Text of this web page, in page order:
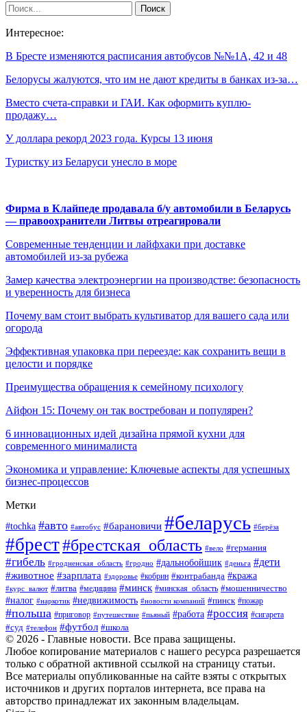
Интересное:
В Бресте изменяются расписания автобусов №№1А, 42 и 48
Белорусы жалуются, что им не дают кредиты в банках из-за…
Вместо счета-справки и ГАИ. Как оформить куплю-
продажу…
У доллара рекорд 2023 года. Курсы 13 июня
Туристку из Беларуси унесло в море
Фирма в Клайпеде продавала б/у автомобили в Беларусь
— правоохранители Литвы отреагировали
Современные тенденции и лайфхаки при доставке
автомобилей из-за рубежа
Замер качества электроэнергии на производстве: безопасность
и уверенность для бизнеса
Почему вам стоит выбрать культиватор для вашего сада или
огорода
Эффективная упаковка при переезде: как сохранить вещи в
целости и порядке
Преимущества обращения к семейному психологу
Айфон 15: Почему он так востребован и популярен?
6 инновационных идей дизайна прямой кухни для
современного минималиста
Экономика и управление: Ключевые аспекты для успешных
бизнес-процессов
Метки
#tochka #авто #автобус #барановичи #беларусь #берёза
#брест#брестская_область #вело #германия
#гибель #гродненская_область #гродно #дальнобойщик #деньга #дети
#животное #зарплата #здоровье #кобрин #контрабанда #кража
#курс_валют #литва #медицина #минск #минская_область #мошенничество
#налог #наркотик #недвижимость #новости компаний #пинск #пожар
#польша #приговор #путешествие #пьяный #работа #россия #сигарета
#суд #телефон #футбол #школа
© 2026 - Главные новости. Все права защищены.
Любое копирование материалов с нашего ресурса разрешается
только с обратной активной ссылкой на страницу статьи.
Все материалы опубликованные на сайте взяты с открытых
источников и других порталов интернета, все права на
авторство принадлежат их законным владельцам.